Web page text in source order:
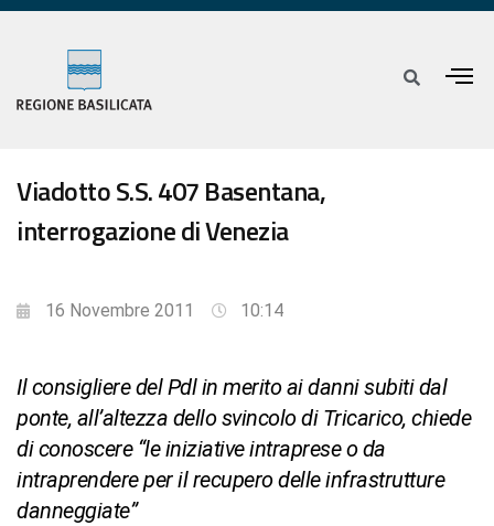
Viadotto S.S. 407 Basentana,
interrogazione di Venezia
16 Novembre 2011 10:14
Il consigliere del Pdl in merito ai danni subiti dal
ponte, all’altezza dello svincolo di Tricarico, chiede
di conoscere “le iniziative intraprese o da
intraprendere per il recupero delle infrastrutture
danneggiate”